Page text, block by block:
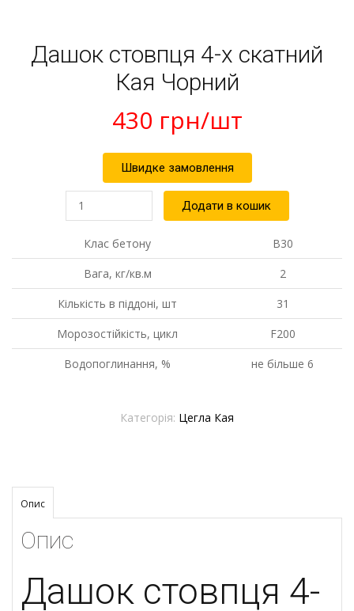
Дашок стовпця 4-х скатний
Кая Чорний
430 грн/шт
Швидке замовлення
стовпця
скатний
Кая
Чорний
кількість
Додати в кошик
Клас бетону
В30
Вага, кг/кв.м
2
Кількість в піддоні, шт
31
Морозостійкість, цикл
F200
Водопоглинання, %
не більше 6
Категорія: Цегла Кая
Опис
Опис
Дашок стовпця 4-